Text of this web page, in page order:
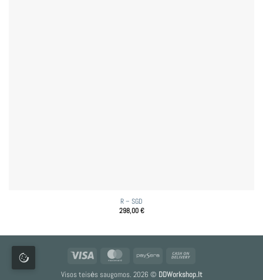
R – SGD
298,00€
MasterCardPaysera
Delivery
Visos teisės saugomos. 2026 © DDWorkshop.lt